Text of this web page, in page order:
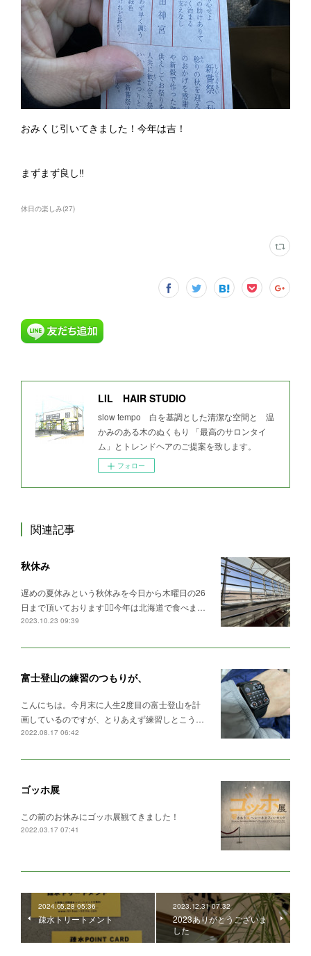
おみくじ引いてきました！今年は吉！
まずまず良し‼️
休日の楽しみ(27)
LIL HAIR STUDIO
slow tempo 白を基調とした清潔な空間と 温
かみのある木のぬくもり 「最高のサロンタイ
ム」とトレンドヘアのご提案を致します。
フォロー
関連記事
秋休み
遅めの夏休みという秋休みを今日から木曜日の26
日まで頂いております🙇‍♂️今年は北海道で食べま…
2023.10.23 09:39
富士登山の練習のつもりが、
こんにちは。今月末に人生2度目の富士登山を計
画しているのですが、とりあえず練習しとこう…
2022.08.17 06:42
ゴッホ展
この前のお休みにゴッホ展観てきました！
2022.03.17 07:41
2024.05.28 05:36
疎水トリートメント
2023.12.31 07:32
2023ありがとうございま
した